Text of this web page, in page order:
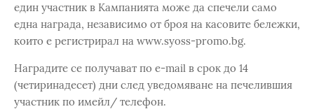
един участник в Кампанията може да спечели само
една награда, независимо от броя на касовите бележки,
които е регистрирал на www.syoss-promo.bg.
Наградите се получават по e-mail в срок до 14
(четиринадесет) дни след уведомяване на печелившия
участник по имейл/ телефон.